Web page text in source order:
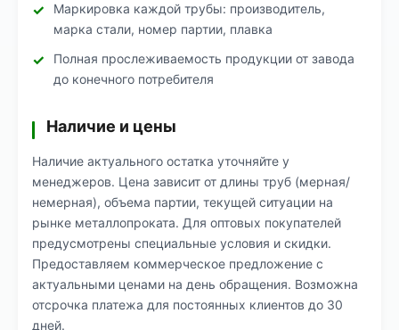
Маркировка каждой трубы: производитель,
марка стали, номер партии, плавка
Полная прослеживаемость продукции от завода
до конечного потребителя
Наличие и цены
Наличие актуального остатка уточняйте у
менеджеров. Цена зависит от длины труб (мерная/
немерная), объема партии, текущей ситуации на
рынке металлопроката. Для оптовых покупателей
предусмотрены специальные условия и скидки.
Предоставляем коммерческое предложение с
актуальными ценами на день обращения. Возможна
отсрочка платежа для постоянных клиентов до 30
дней.